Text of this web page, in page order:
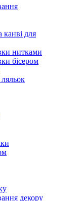
для
нитками
бісером
декору